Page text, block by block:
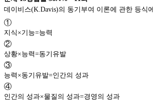
데이비스(K.Davis)의 동기부여 이론에 관한 등식
①
지식×기능=능력
②
상황×능력=동기유발
③
능력×동기유발=인간의 성과
④
인간의 성과×물질의 성과=경영의 성과